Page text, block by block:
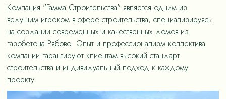
Компания "Гамма Строительства" является одним из
ведущим игроком в сфере строительства, специализируясь
на создании современных и качественных домов из
газобетона Рябово. Опыт и профессионализм коллектива
компании гарантируют клиентам высокий стандарт
строительства и индивидуальный подход к каждому
проекту.